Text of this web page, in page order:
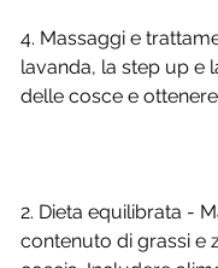
4. Massaggi e
lavanda, la step up e
delle cosce e
2. Dieta equilibrata -
contenuto di grassi e